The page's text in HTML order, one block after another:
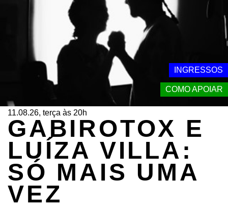
INGRESSOS
COMO APOIAR
11.08.26, terça às 20h
GABIROTOX E
LUÍZA VILLA:
SÓ MAIS UMA
VEZ